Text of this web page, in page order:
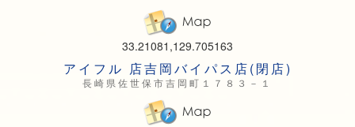
33.21081,129.705163
アイフル 店吉岡バイパス店(閉店)
長崎県佐世保市吉岡町１７８３－１